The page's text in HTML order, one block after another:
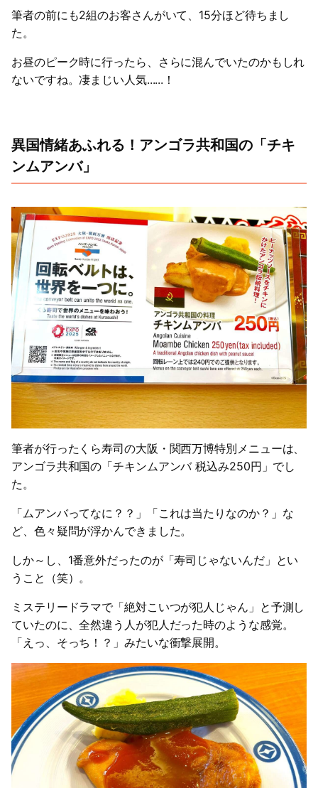
筆者の前にも2組のお客さんがいて、15分ほど待ちまし
た。
お昼のピーク時に行ったら、さらに混んでいたのかもしれ
ないですね。凄まじい人気......！
異国情緒あふれる！アンゴラ共和国の「チキ
ンムアンバ」
筆者が行ったくら寿司の大阪・関西万博特別メニューは、
アンゴラ共和国の「チキンムアンバ 税込み250円」でし
た。
「ムアンバってなに？？」「これは当たりなのか？」な
ど、色々疑問が浮かんできました。
しか～し、1番意外だったのが「寿司じゃないんだ」とい
うこと（笑）。
ミステリードラマで「絶対こいつが犯人じゃん」と予測し
ていたのに、全然違う人が犯人だった時のような感覚。
「えっ、そっち！？」みたいな衝撃展開。